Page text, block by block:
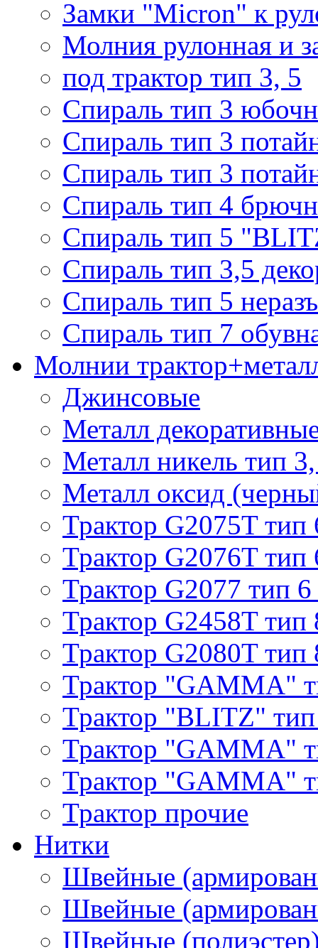
Замки "Micron" к
Молния рулонная и
под трактор тип 3, 5
Спираль тип 3
Спираль тип 3
Спираль тип 3
Спираль тип 4
Спираль тип 5
Спираль тип 3,5
Спираль тип 5
Спираль тип 7
Молнии
Джинсовые
Металл
Металл никель тип
Металл оксид
Трактор G2075T тип
Трактор G2076T тип
Трактор G2077 тип 6
Трактор G2458T тип
Трактор G2080T тип
Трактор "GAMMA"
Трактор "BLITZ"
Трактор "GAMMA"
Трактор "GAMMA"
Трактор прочие
Нитки
Швейные
Швейные
Швейные